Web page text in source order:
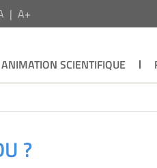
A+
ANIMATION SCIENTIFIQUE
?